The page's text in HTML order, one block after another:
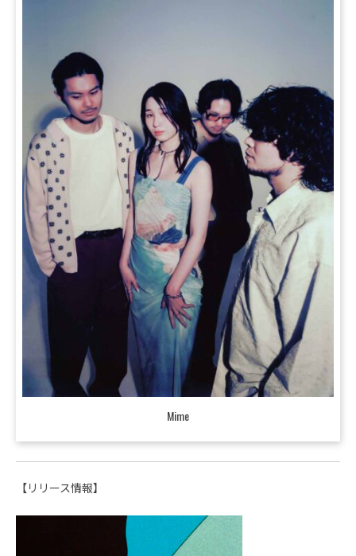
Mime
【リリース情報】